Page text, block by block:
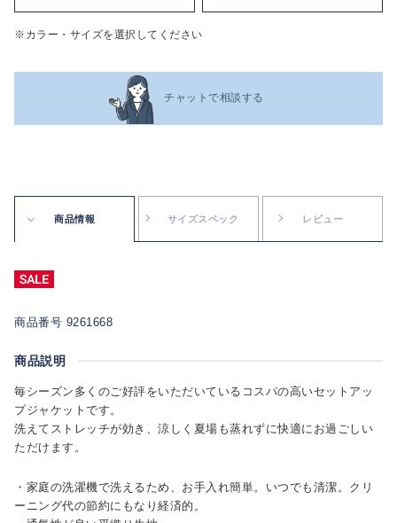
※カラー・サイズを選択してください
チャットで相談する
商品情報 サイズスペック レビュー
商品番号 9261668
商品説明
毎シーズン多くのご好評をいただいているコスパの高いセットアッ
プジャケットです。
洗えてストレッチが効き、涼しく夏場も蒸れずに快適にお過ごしい
ただけます。
・家庭の洗濯機で洗えるため、お手入れ簡単。いつでも清潔。クリ
ーニング代の節約にもなり経済的。